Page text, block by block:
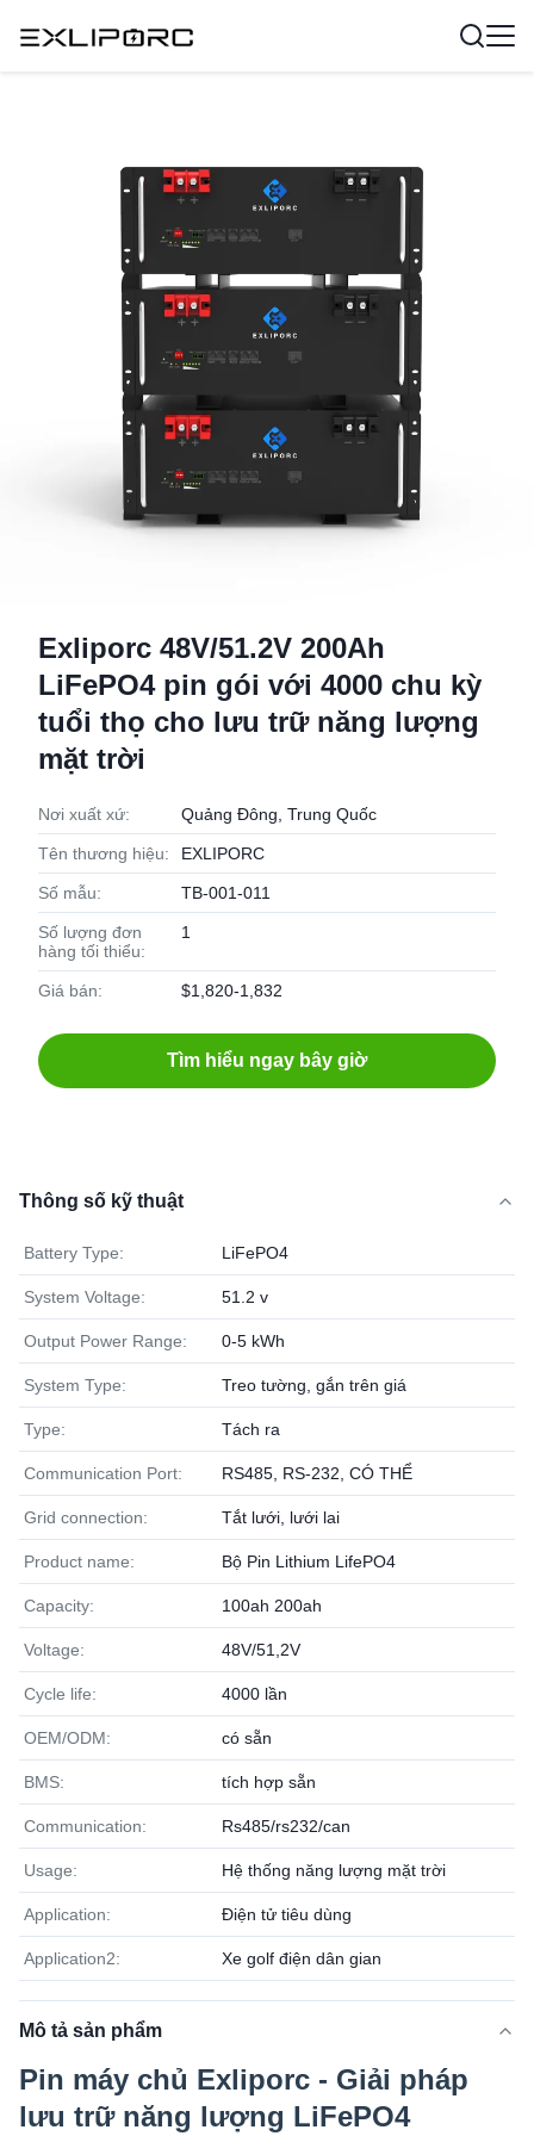
Exliporc 48V/51.2V 200Ah
LiFePO4 pin gói với 4000 chu kỳ
tuổi thọ cho lưu trữ năng lượng
mặt trời
Nơi xuất xứ: Quảng Đông, Trung Quốc
Tên thương hiệu: EXLIPORC
Số mẫu: TB-001-011
Số lượng đơn
hàng tối thiểu:
1
Giá bán: $1,820-1,832
Tìm hiểu ngay bây giờ
Thông số kỹ thuật
Battery Type: LiFePO4
System Voltage: 51.2 v
Output Power Range: 0-5 kWh
System Type: Treo tường, gắn trên giá
Type: Tách ra
Communication Port: RS485, RS-232, CÓ THỂ
Grid connection: Tắt lưới, lưới lai
Product name: Bộ Pin Lithium LifePO4
Capacity: 100ah 200ah
Voltage: 48V/51,2V
Cycle life: 4000 lần
OEM/ODM: có sẵn
BMS: tích hợp sẵn
Communication: Rs485/rs232/can
Usage: Hệ thống năng lượng mặt trời
Application: Điện tử tiêu dùng
Application2: Xe golf điện dân gian
Mô tả sản phẩm
Pin máy chủ Exliporc - Giải pháp
lưu trữ năng lượng LiFePO4